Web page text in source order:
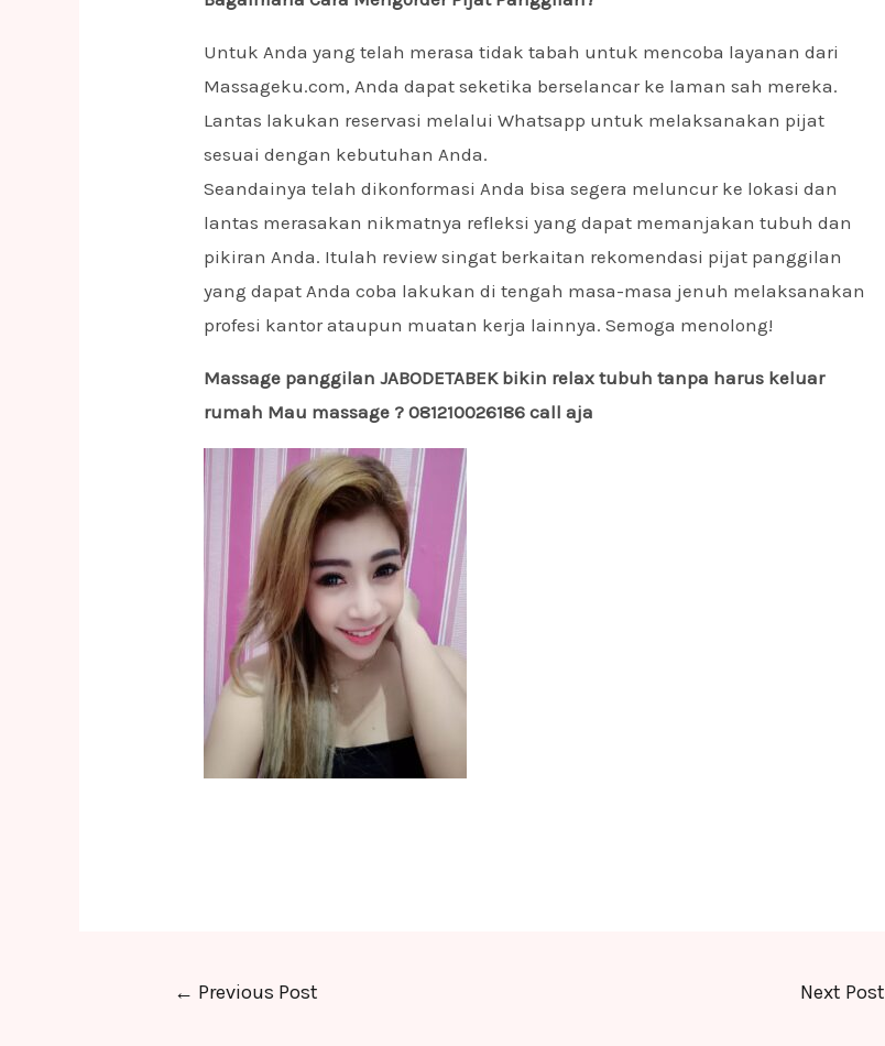
Untuk Anda yang telah merasa tidak tabah untuk mencoba layanan dari
Massageku.com, Anda dapat seketika berselancar ke laman sah mereka.
Lantas lakukan reservasi melalui Whatsapp untuk melaksanakan pijat
sesuai dengan kebutuhan Anda.
Seandainya telah dikonformasi Anda bisa segera meluncur ke lokasi dan
lantas merasakan nikmatnya refleksi yang dapat memanjakan tubuh dan
pikiran Anda. Itulah review singat berkaitan rekomendasi pijat panggilan
yang dapat Anda coba lakukan di tengah masa-masa jenuh melaksanakan
profesi kantor ataupun muatan kerja lainnya. Semoga menolong!
Massage panggilan JABODETABEK bikin relax tubuh tanpa harus keluar
rumah Mau massage ? 081210026186 call aja
← Previous Post Next Post